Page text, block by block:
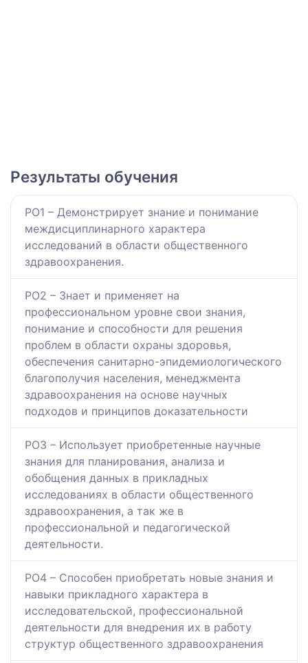
Результаты обучения
РО1 – Демонстрирует знание и понимание
междисциплинарного характера
исследований в области общественного
здравоохранения.
РО2 – Знает и применяет на
профессиональном уровне свои знания,
понимание и способности для решения
проблем в области охраны здоровья,
обеспечения санитарно-эпидемиологического
благополучия населения, менеджмента
здравоохранения на основе научных
подходов и принципов доказательности
РО3 – Использует приобретенные научные
знания для планирования, анализа и
обобщения данных в прикладных
исследованиях в области общественного
здравоохранения, а так же в
профессиональной и педагогической
деятельности.
РО4 – Способен приобретать новые знания и
навыки прикладного характера в
исследовательской, профессиональной
деятельности для внедрения их в работу
структур общественного здравоохранения